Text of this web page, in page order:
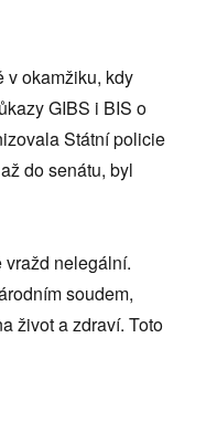
v okamžiku, kdy
GIBS i BIS o
Státní policie
do senátu, byl
vražd nelegální.
soudem,
život a zdraví. Toto